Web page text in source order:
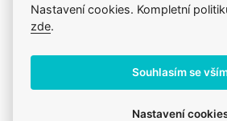
Kombinovaný účinek -
zažívacího traktu a kloubů.
Není doporučeno pro:
Produkt také v těchto
Citlivé zažívání
Psi
VetExpert
Nastavení cookies. Kompletní
zde.
Souhlasím se
Nastavení